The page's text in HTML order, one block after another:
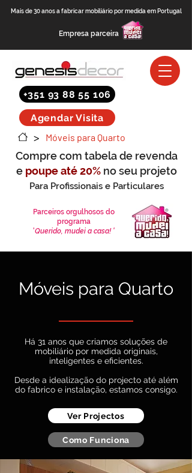
Mais de 30 anos a fabricar mobiliário por medida em Portugal
Empresa parceira
> Móveis para Quarto
+351 93 88 55 106
Agendar Visita
Compre com tabela de revenda
e poupe até 20% no seu projeto
Para Profissionais e Particulares
Parceiros orgulhosos do
programa
'Querido, mudei a casa! '
Móveis para Quarto
Há 31 anos que criamos soluções de
mobiliário por medida originais,
inteligentes e eficientes.
Desde a idealização do projecto até além
do fabrico e instalação, estamos consigo.
Ver Projectos
Como Funciona